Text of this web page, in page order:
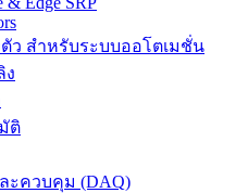
ว สำหรับระบบออโตเมชั่น
ง
ติ
ะควบคุม (DAQ)